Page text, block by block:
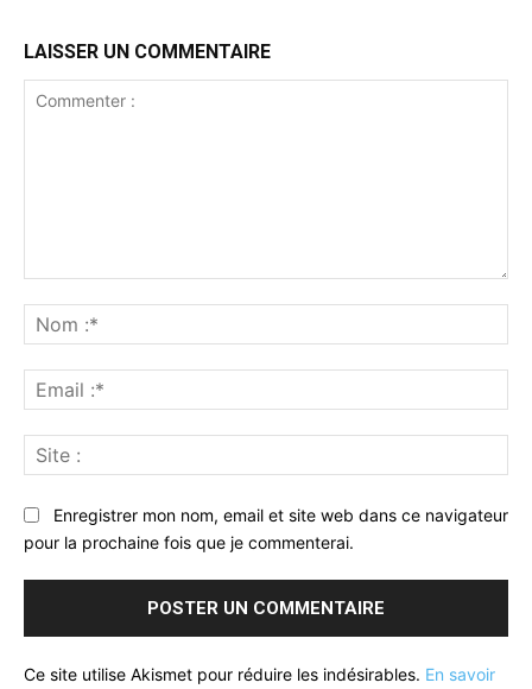
LAISSER UN COMMENTAIRE
:*
:*
:
Enregistrer mon nom, email et site web dans ce navigateur
pour la prochaine fois que je commenterai.
Ce site utilise Akismet pour réduire les indésirables. En savoir